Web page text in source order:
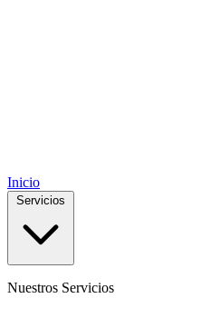
Inicio
Nuestros Servicios